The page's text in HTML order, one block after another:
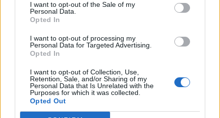
I want to opt-out of the Sale of my
Personal Data.
Opted In
I want to opt-out of processing my
Personal Data for Targeted Advertising.
Opted In
I want to opt-out of Collection, Use,
Retention, Sale, and/or Sharing of my
Personal Data that Is Unrelated with the
Purposes for which it was collected.
Opted Out
VAI ALLA VERSIONE CLASSICA